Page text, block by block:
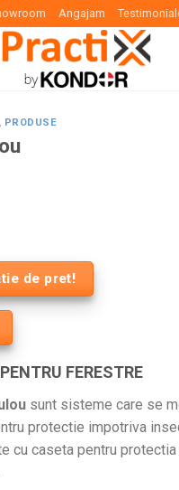
Angajam
, PRODUSE
de pret!
FERESTRE
sunt sisteme care se
protectie impotriva
cu caseta pentru